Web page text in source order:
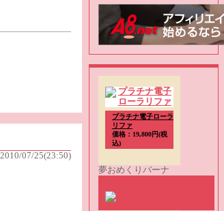
2010/07/25(23:50)
プラチナ電子ローラ
リファ
価格：19,800円(税
込)
夢おめくりバーナ